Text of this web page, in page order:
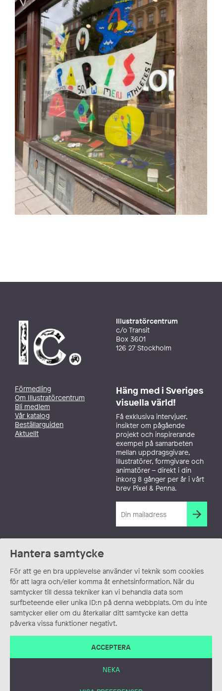
Hantera samtycke
För att ge en bra upplevelse använder vi teknik som cookies
för att lagra och/eller komma åt enhetsinformation. När du
samtycker till dessa tekniker kan vi behandla data som
surfbeteende eller unika ID:n på denna webbplats. Om du inte
samtycker eller om du återkallar ditt samtycke kan detta
påverka vissa funktioner negativt.
ACCEPTERA
NEKA
Illustratörcentrum
c/o Transit
Box 3601
126 27 Stockholm
Förmedling
Om Illustratörcentrum
Bli medlem
Vår katalog
Beställarguiden
Aktuellt
Häng med i Sveriges
visuella värld!
Få exklusiva intervjuer,
insikter om pågående
projekt och inspirerande
exempel på samarbeten
mellan uppdragsgivare,
illustratörer, formgivare och
animatörer – direkt i din
inkorg 8 gånger per år i vårt
brev Pixel & Penna.